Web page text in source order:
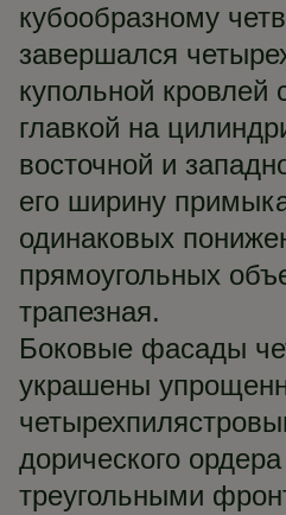
кубообразному
завершался
купольной кровлей
главкой на
восточной и
его ширину
одинаковых
прямоугольных
трапезная.
Боковые фасады
украшены
дорического
треугольными